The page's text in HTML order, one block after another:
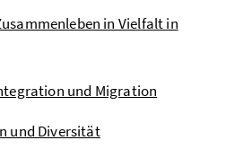
in Vielfalt in
und Migration
und Diversität